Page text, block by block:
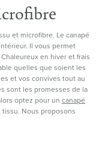
et microfibre. Le canapé
Il vous permet
en hiver et frais
quelles que soient les
et vos convives tout au
sont les promesses de la
optez pour un canapé
tissu. Nous proposons